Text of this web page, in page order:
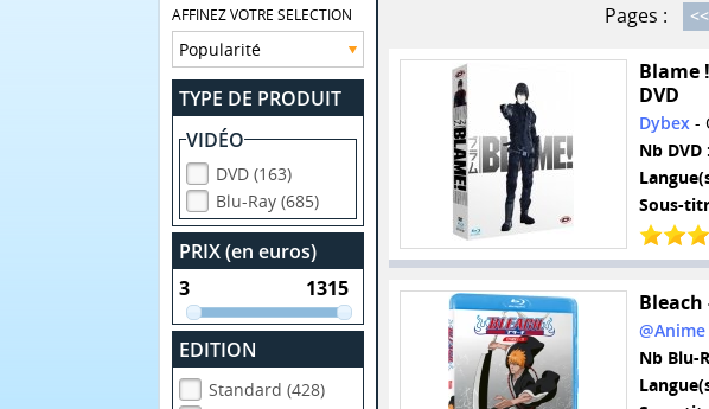
AFFINEZ VOTRE SELECTION
TYPE DE PRODUIT
VIDÉO
DVD (163)
Blu-Ray (685)
PRIX (en euros)
EDITION
Standard (428)
Pages : <<
Blame
DVD
Dybex-
Nb DVD :
Sous-
Bleach
@Anime
Nb Blu-